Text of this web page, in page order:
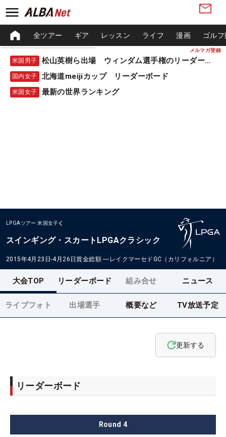
メルマガ登録
全ツアー ギア レッスン ライフ 漫画 ゴル
米国男子 松山英樹ら出場 ウィンダム選手権のリーダーボード
国内女子 北海道meijiカップ リーダーボード
米国女子 最新の世界ランキング
LPGAツアー 米国女子
スインギング・スカートLPGAクラシック
2015年4月23日-4月26日賞金総額 ―レイクマーセドGC（カリフォルニア）
大会TOP リーダーボード 組み合せ ニュース
ライブフォト 出場選手 概要など TV放送予定
更新する
リーダーボード
Round 4